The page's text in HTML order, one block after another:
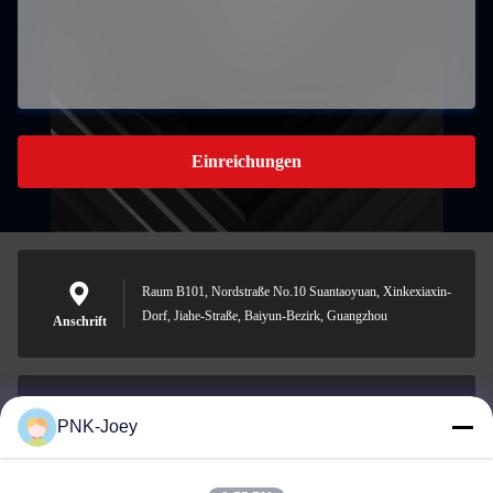
Einreichungen
Anschrift
Raum B101, Nordstraße No.10 Suantaoyuan, Xinkexiaxin-
Dorf, Jiahe-Straße, Baiyun-Bezirk, Guangzhou
E-Mail-Adresse
PNK-Joey